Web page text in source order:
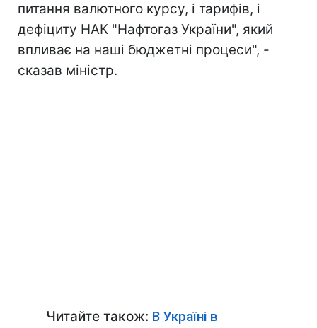
питання валютного курсу, і тарифів, і
дефіциту НАК "Нафтогаз України", який
впливає на наші бюджетні процеси", -
сказав міністр.
Читайте також: В Україні в